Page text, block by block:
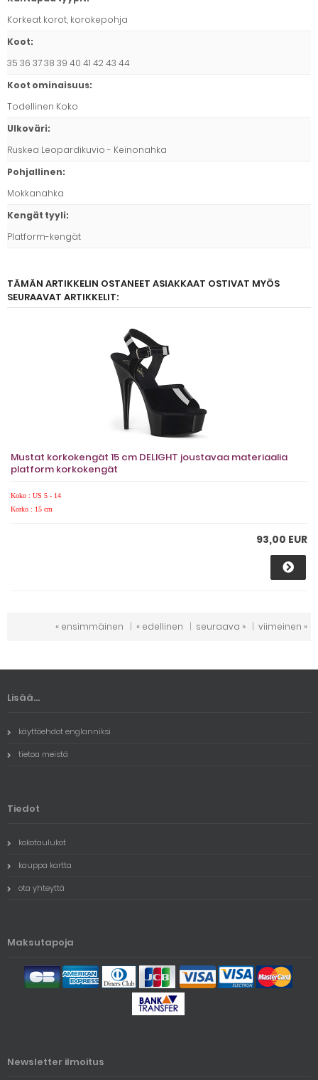
Korkeat korot, korokepohja
Koot:
35 36 37 38 39 40 41 42 43 44
Koot ominaisuus:
Todellinen Koko
Ulkoväri:
Ruskea Leopardikuvio - Keinonahka
Pohjallinen:
Mokkanahka
Kengät tyyli:
Platform-kengät
TÄMÄN ARTIKKELIN OSTANEET ASIAKKAAT OSTIVAT MYÖS
SEURAAVAT ARTIKKELIT:
Mustat korkokengät 15 cm DELIGHT joustavaa materiaalia
platform korkokengät
Koko : US 5 - 14
Korko : 15 cm
93,00 EUR
« ensimmäinen | « edellinen | seuraava » | viimeinen »
Lisää...
käyttöehdot englanniksi
tietoa meistä
Tiedot
kokotaulukot
kauppa kartta
ota yhteyttä
Maksutapoja
Newsletter ilmoitus